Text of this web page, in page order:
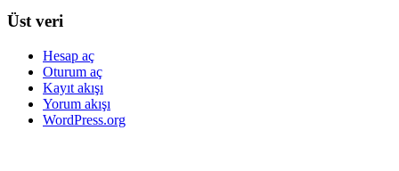
Üst veri
Hesap aç
Oturum aç
Kayıt akışı
Yorum akışı
WordPress.org